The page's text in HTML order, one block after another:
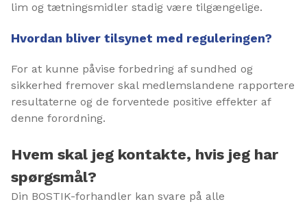
lim og tætningsmidler stadig være tilgængelige.
Hvordan bliver tilsynet med reguleringen?
For at kunne påvise forbedring af sundhed og
sikkerhed fremover skal medlemslandene rapportere
resultaterne og de forventede positive effekter af
denne forordning.
Hvem skal jeg kontakte, hvis jeg har
spørgsmål?
Din BOSTIK-forhandler kan svare på alle